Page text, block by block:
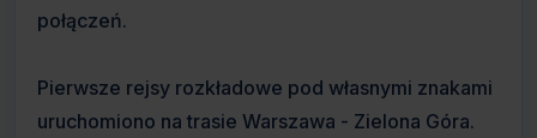
połączeń.
Pierwsze rejsy rozkładowe pod własnymi znakami
uruchomiono na trasie Warszawa - Zielona Góra.